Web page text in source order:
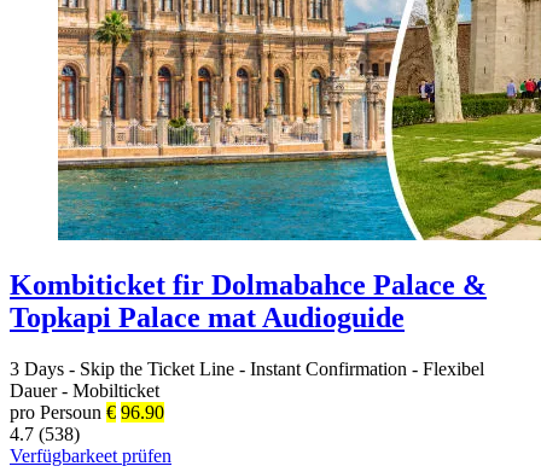
Kombiticket fir Dolmabahce Palace &
Topkapi Palace mat Audioguide
3 Days - Skip the Ticket Line - Instant Confirmation - Flexibel
Dauer - Mobilticket
pro Persoun € 96.90
4.7 (538)
Verfügbarkeet prüfen